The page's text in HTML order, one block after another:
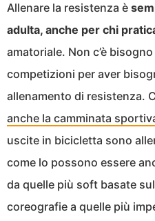
Allenare la resistenza è
adulta, anche per chi
amatoriale. Non c’è
competizioni per aver
allenamento di resistenza.
anche la camminata
uscite in bicicletta sono
come lo possono essere
da quelle più soft basate
coreografie a quelle più